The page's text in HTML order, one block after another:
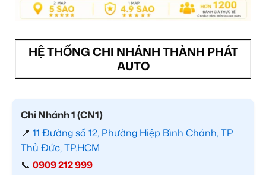
HỆ THỐNG CHI NHÁNH THÀNH PHÁT
AUTO
Chi Nhánh 1 (CN1)
📍 11 Đường số 12, Phường Hiệp Bình Chánh, TP.
Thủ Đức, TP.HCM
📞 0909 212 999